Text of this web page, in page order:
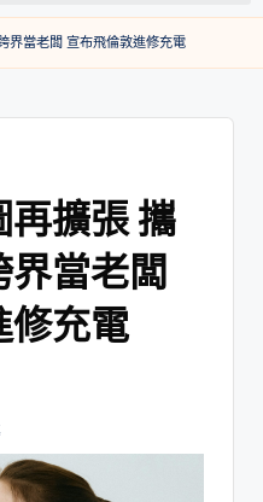
界當老闆 宣布飛倫敦進修充電
擴張 攜
當老闆
修充電